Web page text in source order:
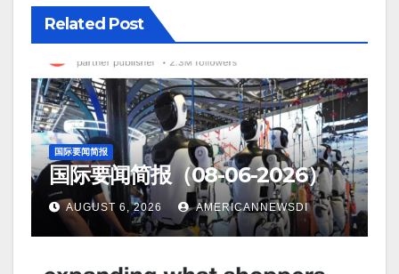
Related Post
国际要闻简报
国际要闻简报（08-06-2026）
AUGUST 6, 2026 AMERICANNEWSDI